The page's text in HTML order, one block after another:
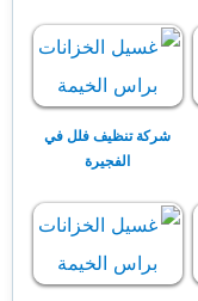
شركة تنظيف فلل في
الفجيرة